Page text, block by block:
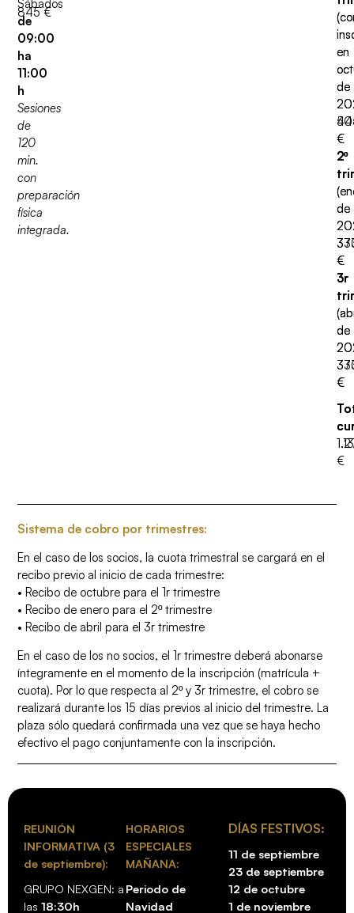
Sábados
de
09:00
ha
11:00
h
Sesiones
de
120
min.
con
preparación
física
integrada.
845 €
en
de
€
2º
de
€
3r
de
€
€
en
de
€
2º
de
€
3r
de
€
Sistema de cobro por trimestres:
En el caso de los socios, la cuota trimestral se cargará en el
recibo previo al inicio de cada trimestre:
• Recibo de octubre para el 1r trimestre
• Recibo de enero para el 2º trimestre
• Recibo de abril para el 3r trimestre
En el caso de los no socios, el 1r trimestre deberá abonarse
íntegramente en el momento de la inscripción (matrícula +
cuota). Por lo que respecta al 2º y 3r trimestre, el cobro se
realizará durante los 15 días previos al inicio del trimestre. La
plaza sólo quedará confirmada una vez que se haya hecho
efectivo el pago conjuntamente con la inscripción.
REUNIÓN
INFORMATIVA (3
de septiembre):
GRUPO NEXGEN: a
las 18:30h
HORARIOS
ESPECIALES
MAÑANA:
Periodo de
Navidad
DÍAS FESTIVOS:
11 de septiembre
23 de septiembre
12 de octubre
1 de noviembre